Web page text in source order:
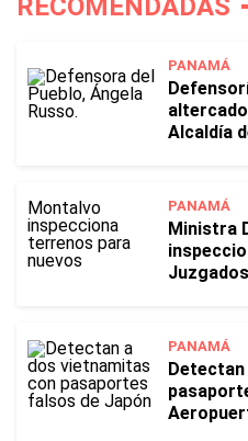
RECOMENDADAS
PANAMÁ
Alcaldía
PANAMÁ
Ministra
PANAMÁ